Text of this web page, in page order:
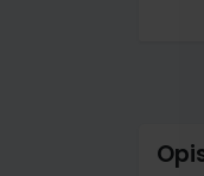
gallery